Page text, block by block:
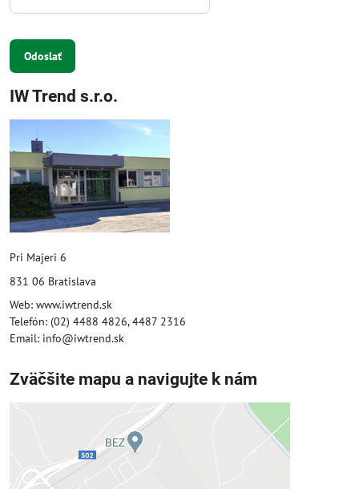
Odoslať
IW Trend s.r.o.
Pri Majeri 6
831 06 Bratislava
Web: www.iwtrend.sk
Telefón: (02) 4488 4826, 4487 2316
Email: info@iwtrend.sk
Zväčšite mapu a navigujte k nám
Externý obsah je blokovaný